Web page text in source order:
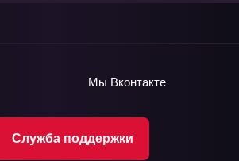
Служба поддержки
Мы Вконтакте